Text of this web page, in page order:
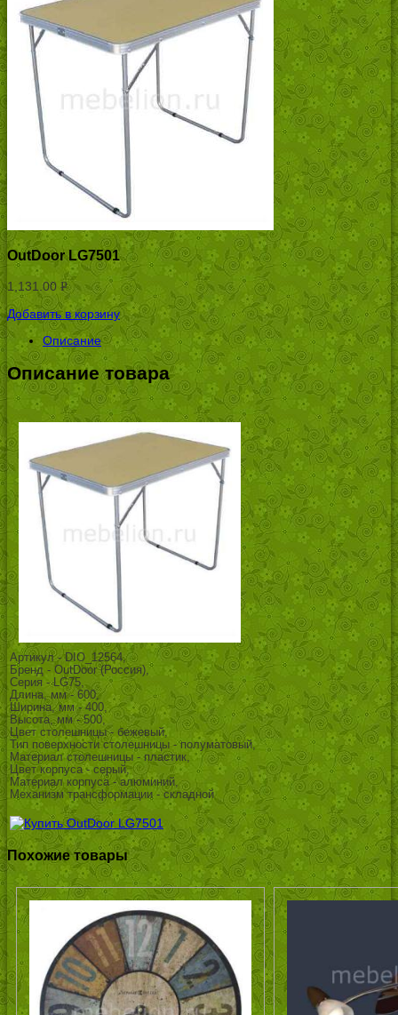
OutDoor LG7501
1,131.00 Р
УБ.
Добавить в корзину
Описание
Описание товара
Артикул - DIO_12564,
Бренд - OutDoor (Россия),
Серия - LG75,
Длина, мм - 600,
Ширина, мм - 400,
Высота, мм - 500,
Цвет столешницы - бежевый,
Тип поверхности столешницы - полуматовый,
Материал столешницы - пластик,
Цвет корпуса - серый,
Материал корпуса - алюминий,
Механизм трансформации - складной
Похожие товары